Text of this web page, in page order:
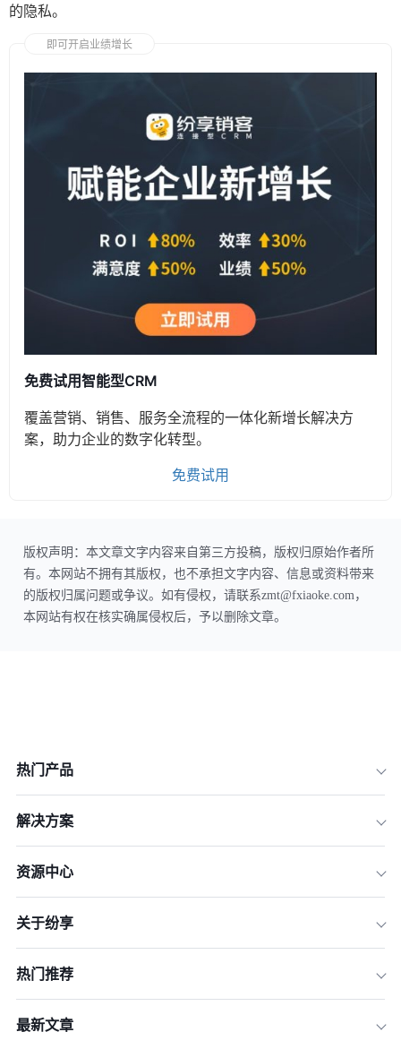
的隐私。
即可开启业绩增长
免费试用智能型CRM
覆盖营销、销售、服务全流程的一体化新增长解决方
案，助力企业的数字化转型。
免费试用
版权声明：本文章文字内容来自第三方投稿，版权归原始作者所
有。本网站不拥有其版权，也不承担文字内容、信息或资料带来
的版权归属问题或争议。如有侵权，请联系zmt@fxiaoke.com，
本网站有权在核实确属侵权后，予以删除文章。
热门产品
解决方案
资源中心
关于纷享
热门推荐
最新文章